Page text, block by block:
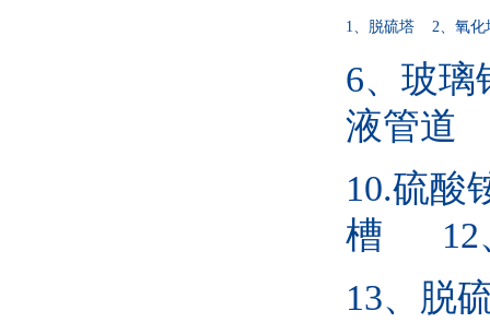
1、脱硫塔 2、氧化
6、玻璃
液管道
10.硫酸
槽
12
13、脱